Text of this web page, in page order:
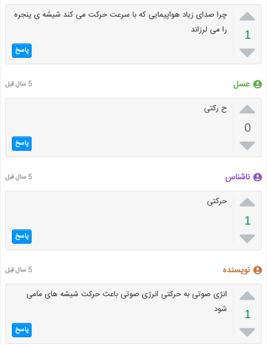

1

چرا صدای زیاد هواپیمایی که با سرعت حرکت می کند شیشه ی پنجره
را می لرزاند
پاسخ
عسل 5 سال قبل

0

ح رکتی
پاسخ
ناشناس 5 سال قبل

1

حرکتی
پاسخ
نویسنده 5 سال قبل

1

انژی صوتی به حرکتی انرژی صوتی باعث حرکت شیشه های مامی
شود
پاسخ